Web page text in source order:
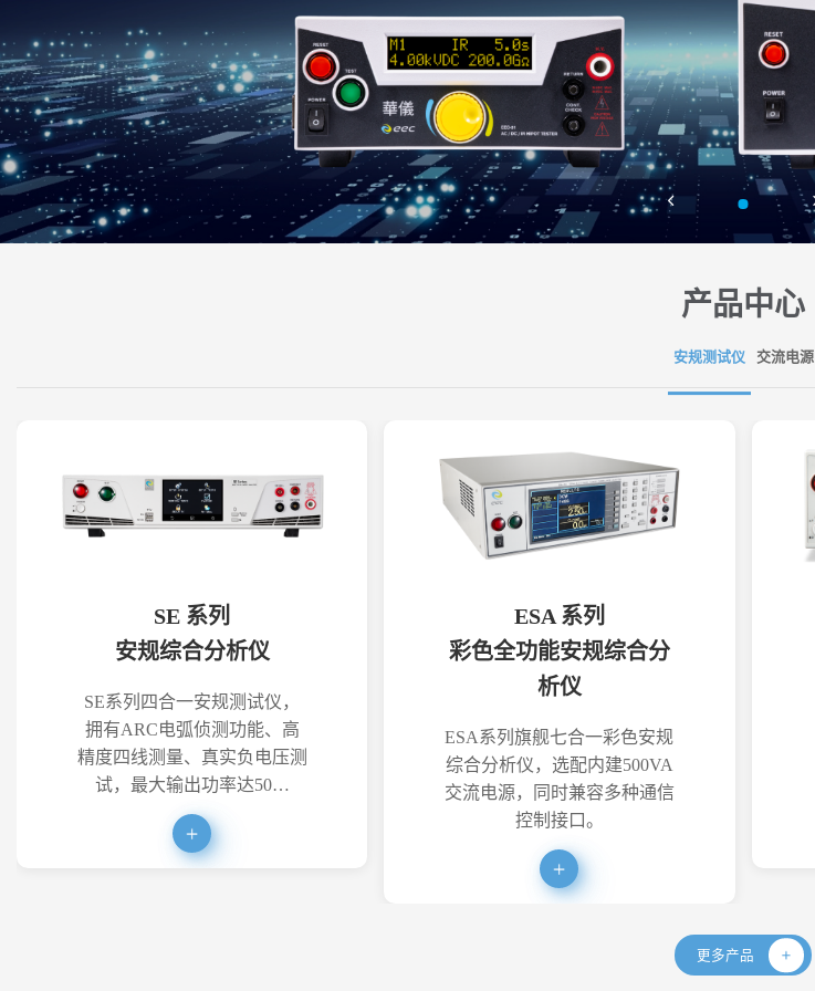
产品中心
安规测试仪 交流电源
SE 系列
安规综合分析仪
SE系列四合一安规测试仪，
拥有ARC电弧侦测功能、高
精度四线测量、真实负电压测
试，最大输出功率达50…
ESA 系列
彩色全功能安规综合分
析仪
ESA系列旗舰七合一彩色安规
综合分析仪，选配内建500VA
交流电源，同时兼容多种通信
控制接口。
更多产品